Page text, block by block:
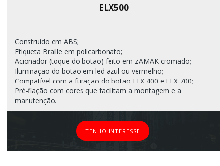
ELX500
Construído em ABS;
Etiqueta Braille em policarbonato;
Acionador (toque do botão) feito em ZAMAK cromado;
Iluminação do botão em led azul ou vermelho;
Compatível com a furação do botão ELX 400 e ELX 700;
Pré-fiação com cores que facilitam a montagem e a
manutenção.
TENHO INTERESSE